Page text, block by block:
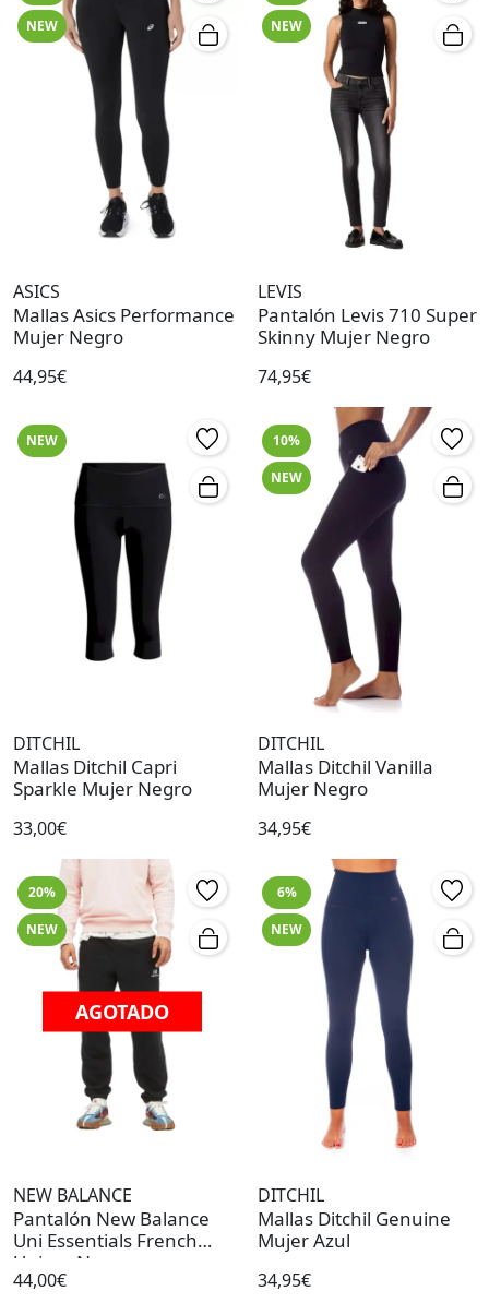
NEW
ASICS
Mallas Asics Performance
Mujer Negro
44,95€
NEW
LEVIS
Pantalón Levis 710 Super
Skinny Mujer Negro
74,95€
NEW
DITCHIL
Mallas Ditchil Capri
Sparkle Mujer Negro
33,00€
10%
NEW
DITCHIL
Mallas Ditchil Vanilla
Mujer Negro
34,95€
20%
NEW
AGOTADO
NEW BALANCE
Pantalón New Balance
Uni Essentials French
Unisex Negro
44,00€
6%
NEW
DITCHIL
Mallas Ditchil Genuine
Mujer Azul
34,95€